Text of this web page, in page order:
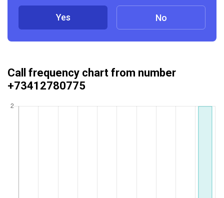
Yes No
Call frequency chart from number
+73412780775